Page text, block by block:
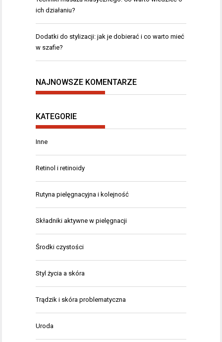
ich działaniu?
Dodatki do stylizacji: jak je dobierać i co warto mieć
w szafie?
NAJNOWSZE KOMENTARZE
KATEGORIE
Inne
Retinol i retinoidy
Rutyna pielęgnacyjna i kolejność
Składniki aktywne w pielęgnacji
Środki czystości
Styl życia a skóra
Trądzik i skóra problematyczna
Uroda